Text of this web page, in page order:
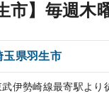
市】毎週
玉県羽生市
武伊勢崎線最寄駅より